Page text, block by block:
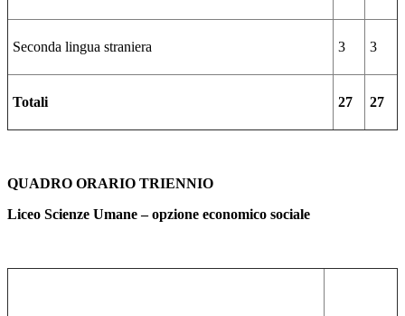
Seconda lingua straniera 3 3
Totali 27 27
QUADRO ORARIO TRIENNIO
Liceo Scienze Umane – opzione economico sociale